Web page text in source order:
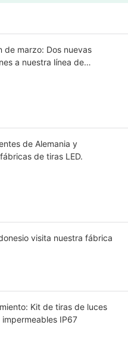
de marzo: Dos nuevas
a nuestra línea de
de Alemania y
de tiras LED.
visita nuestra fábrica
Kit de tiras de luces
impermeables IP67